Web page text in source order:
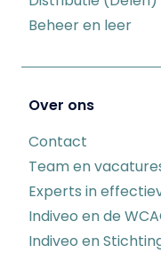
Beheer en leer
Over ons
Contact
Team en
Experts in
Indiveo en de
Indiveo en